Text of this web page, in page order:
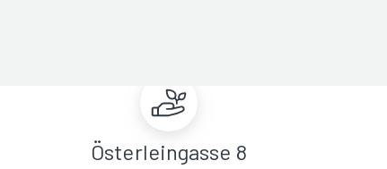
Österleingasse 8